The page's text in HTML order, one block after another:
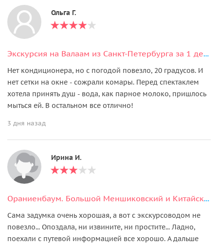
Ольга Г.
Экскурсия на Валаам из Санкт-Петербурга за 1 день
Нет кондиционера, но с погодой повезло, 20 градусов. И
нет сетки на окне - сожрали комары. Перед спектаклем
хотела принять душ - вода, как парное молоко, пришлось
мыться ей. В остальном все отлично!
3 дня назад
Ирина И.
Ораниенбаум. Большой Меншиковский и Китайский дворцы. Стеклярусный кабинет
Сама задумка очень хорошая, а вот с экскурсоводом не
повезло... Опоздала, ни извините, ни простите... Ладно,
поехали с путевой информацией все хорошо. А дальше